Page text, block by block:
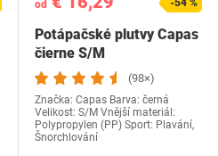
od -54 %
Potápačské plutvy Capas
čierne S/M
(98×)
Značka: Capas Barva: černá
Velikost: S/M Vnější materiál‎:
Polypropylen (PP) Sport: Plavání,
Šnorchlování